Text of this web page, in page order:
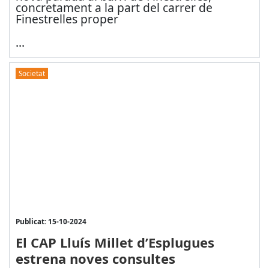
concretament a la part del carrer de
Finestrelles proper
...
Societat
Publicat: 15-10-2024
El CAP Lluís Millet d’Esplugues
estrena noves consultes